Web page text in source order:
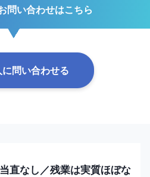
問い合わせはこちら
に問い合わせる
直なし／残業は実質ほぼな